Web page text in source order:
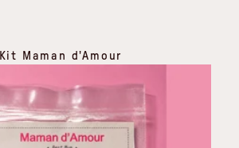
Kit Maman d'Amour